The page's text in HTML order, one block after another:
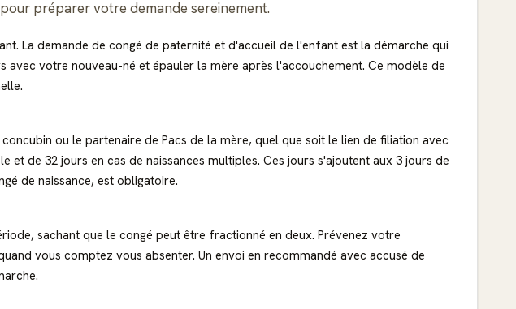
préparer votre demande sereinement.
La demande de congé de paternité et d'accueil de l'enfant est la démarche qui
votre nouveau-né et épauler la mère après l'accouchement. Ce modèle de
ou le partenaire de Pacs de la mère, quel que soit le lien de filiation avec
de 32 jours en cas de naissances multiples. Ces jours s'ajoutent aux 3 jours de
de naissance, est obligatoire.
sachant que le congé peut être fractionné en deux. Prévenez votre
vous comptez vous absenter. Un envoi en recommandé avec accusé de